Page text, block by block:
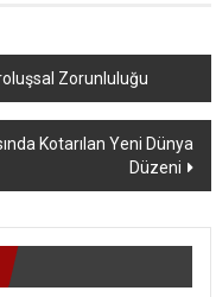
Zorunluluğu
Kotarılan Yeni Dünya
Düzeni